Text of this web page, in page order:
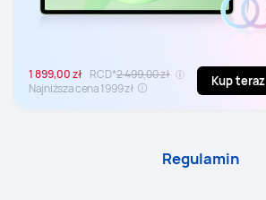
1 899,00 zł RCD*2 499,00 zł
Najniższa cena 1999 zł
Kup teraz
Regulamin